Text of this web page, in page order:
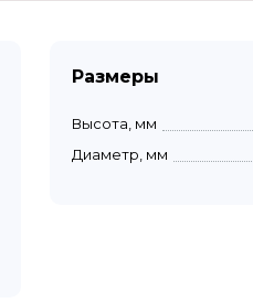
Размеры
Высота, мм
Диаметр, мм